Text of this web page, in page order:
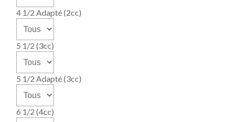
4 1/2 Adapté (2cc)
5 1/2 (3cc)
5 1/2 Adapté (3cc)
6 1/2 (4cc)